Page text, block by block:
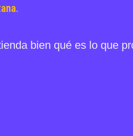
bien qué es lo que